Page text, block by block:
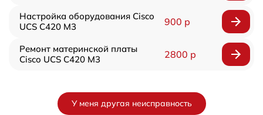
Настройка оборудования Cisco
UCS C420 M3
900 р
Ремонт материнской платы
Cisco UCS C420 M3
2800 р
У меня другая неисправность